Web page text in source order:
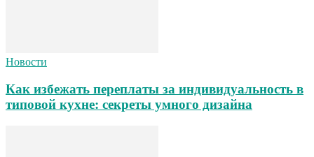
Новости
Как избежать переплаты за индивидуальность в
типовой кухне: секреты умного дизайна